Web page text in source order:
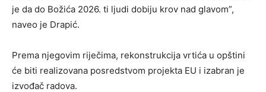
je da do Božića 2026. ti ljudi dobiju krov nad glavom”,
naveo je Drapić.
Prema njegovim riječima, rekonstrukcija vrtića u opštini
će biti realizovana posredstvom projekta EU i izabran je
izvođač radova.